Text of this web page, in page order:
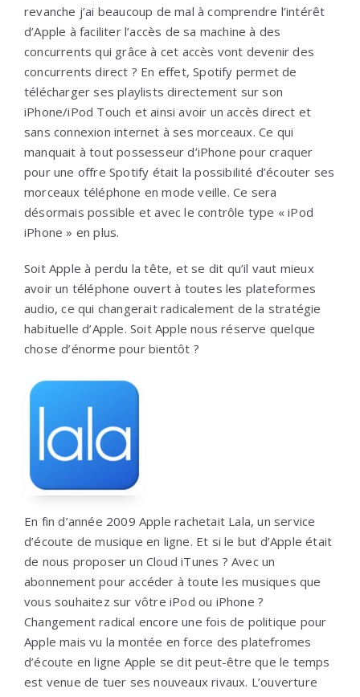
revanche j’ai beaucoup de mal à comprendre l’intérêt
d’Apple à faciliter l’accès de sa machine à des
concurrents qui grâce à cet accès vont devenir des
concurrents direct ? En effet, Spotify permet de
télécharger ses playlists directement sur son
iPhone/iPod Touch et ainsi avoir un accès direct et
sans connexion internet à ses morceaux. Ce qui
manquait à tout possesseur d’iPhone pour craquer
pour une offre Spotify était la possibilité d’écouter ses
morceaux téléphone en mode veille. Ce sera
désormais possible et avec le contrôle type « iPod
iPhone » en plus.
Soit Apple à perdu la tête, et se dit qu’il vaut mieux
avoir un téléphone ouvert à toutes les plateformes
audio, ce qui changerait radicalement de la stratégie
habituelle d’Apple. Soit Apple nous réserve quelque
chose d’énorme pour bientôt ?
En fin d’année 2009 Apple rachetait Lala, un service
d’écoute de musique en ligne. Et si le but d’Apple était
de nous proposer un Cloud iTunes ? Avec un
abonnement pour accéder à toute les musiques que
vous souhaitez sur vôtre iPod ou iPhone ?
Changement radical encore une fois de politique pour
Apple mais vu la montée en force des platefromes
d’écoute en ligne Apple se dit peut-être que le temps
est venue de tuer ses nouveaux rivaux. L’ouverture